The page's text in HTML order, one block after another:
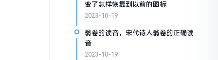
变了怎样恢复到以前的图标
2023-10-19
翁卷的读音，宋代诗人翁卷的正确读
音
2023-10-19